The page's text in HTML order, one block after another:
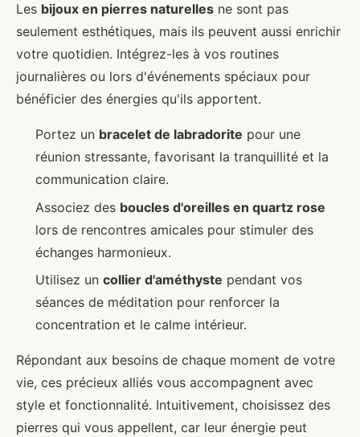
Les bijoux en pierres naturelles ne sont pas
seulement esthétiques, mais ils peuvent aussi enrichir
votre quotidien. Intégrez-les à vos routines
journalières ou lors d'événements spéciaux pour
bénéficier des énergies qu'ils apportent.
Portez un bracelet de labradorite pour une
réunion stressante, favorisant la tranquillité et la
communication claire.
Associez des boucles d'oreilles en quartz rose
lors de rencontres amicales pour stimuler des
échanges harmonieux.
Utilisez un collier d'améthyste pendant vos
séances de méditation pour renforcer la
concentration et le calme intérieur.
Répondant aux besoins de chaque moment de votre
vie, ces précieux alliés vous accompagnent avec
style et fonctionnalité. Intuitivement, choisissez des
pierres qui vous appellent, car leur énergie peut